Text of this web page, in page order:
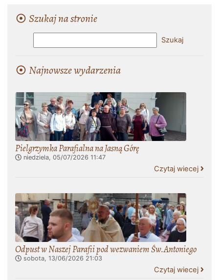
Szukaj na stronie
Najnowsze wydarzenia
Pielgrzymka Parafialna na Jasną Górę
niedziela, 05/07/2026 11:47
Czytaj wiecej
Odpust w Naszej Parafii pod wezwaniem Św.Antoniego
sobota, 13/06/2026 21:03
Czytaj wiecej